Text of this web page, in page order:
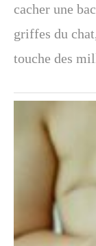
cacher une
griffes du
touche des